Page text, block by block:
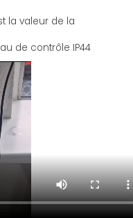
la valeur de la
de contrôle IP44